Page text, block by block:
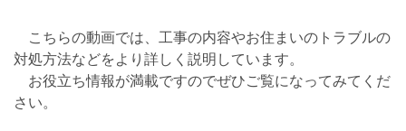
こちらの動画では、工事の内容やお住まいのトラブルの
対処方法などをより詳しく説明しています。
お役立ち情報が満載ですのでぜひご覧になってみてくだ
さい。